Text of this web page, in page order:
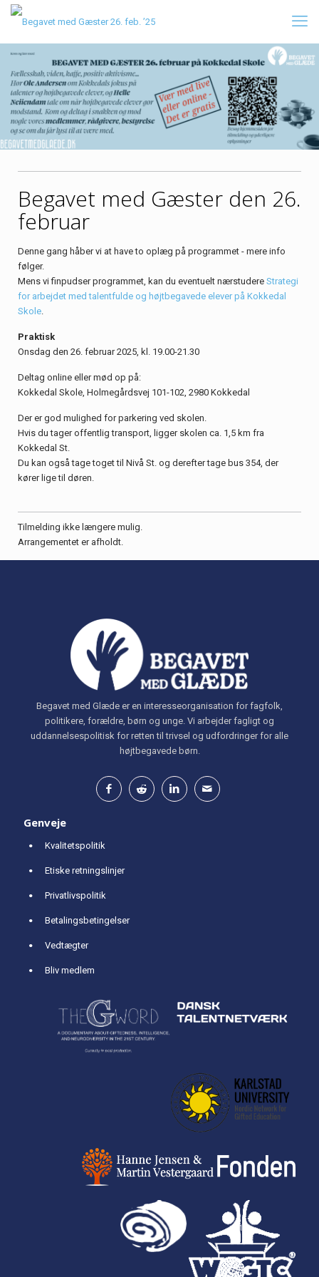
Begavet med Gæster den 26.
februar
Denne gang håber vi at have to oplæg på programmet - mere info
følger.
Mens vi finpudser programmet, kan du eventuelt nærstudere Strategi
for arbejdet med talentfulde og højtbegavede elever på Kokkedal
Skole.
Praktisk
Onsdag den 26. februar 2025, kl. 19.00-21.30
Deltag online eller mød op på:
Kokkedal Skole, Holmegårdsvej 101-102, 2980 Kokkedal
Der er god mulighed for parkering ved skolen.
Hvis du tager offentlig transport, ligger skolen ca. 1,5 km fra
Kokkedal St.
Du kan også tage toget til Nivå St. og derefter tage bus 354, der
kører lige til døren.
Tilmelding ikke længere mulig.
Arrangementet er afholdt.
Begavet med Glæde er en interesseorganisation for fagfolk,
politikere, forældre, børn og unge. Vi arbejder fagligt og
uddannelsespolitisk for retten til trivsel og udfordringer for alle
højtbegavede børn.
Genveje
Kvalitetspolitik
Etiske retningslinjer
Privatlivspolitik
Betalingsbetingelser
Vedtægter
Bliv medlem